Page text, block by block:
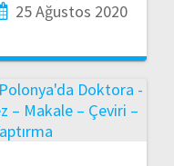
25 Ağustos 2020